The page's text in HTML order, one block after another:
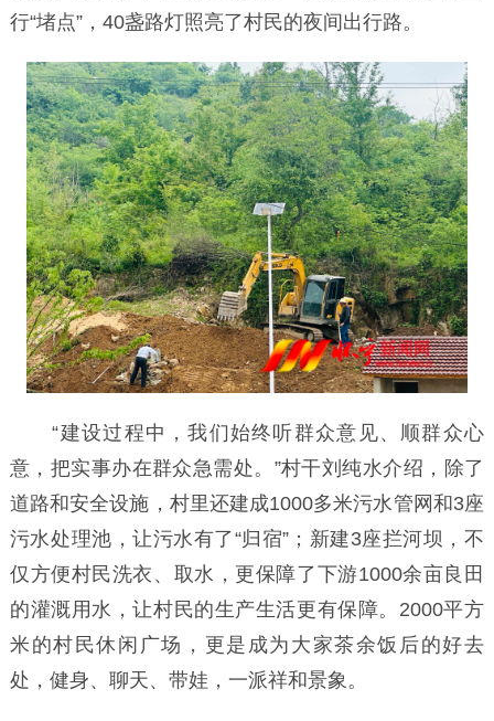
行“堵点”，40盏路灯照亮了村民的夜间出行路。
“建设过程中，我们始终听群众意见、顺群众心
意，把实事办在群众急需处。”村干刘纯水介绍，除了
道路和安全设施，村里还建成1000多米污水管网和3座
污水处理池，让污水有了“归宿”；新建3座拦河坝，不
仅方便村民洗衣、取水，更保障了下游1000余亩良田
的灌溉用水，让村民的生产生活更有保障。2000平方
米的村民休闲广场，更是成为大家茶余饭后的好去
处，健身、聊天、带娃，一派祥和景象。